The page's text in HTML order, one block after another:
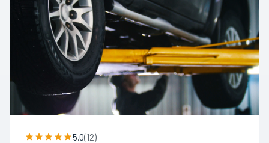
5.0(12)